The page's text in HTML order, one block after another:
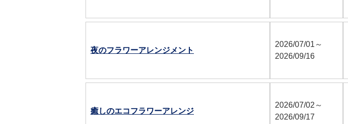
夜のフラワーアレンジメント
2026/07/01～
2026/09/16
癒しのエコフラワーアレンジ
2026/07/02～
2026/09/17